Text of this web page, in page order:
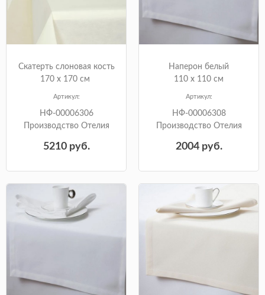
Скатерть слоновая кость
170 х 170 см
Артикул:
НФ-00006306
Производство Отелия
5210руб.
Наперон белый
110 х 110 см
Артикул:
НФ-00006308
Производство Отелия
2004руб.